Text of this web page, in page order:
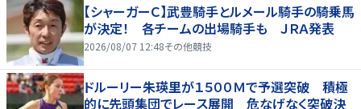
【シャーガーＣ】武豊騎手とルメール騎手の騎乗馬
が決定！ 各チームの出場騎手も ＪＲＡ発表
2026/08/07 12:48その他競技
ドルーリー朱瑛里が１５００Ｍで予選突破 積極
的に先頭集団でレース展開 危なげなく突破決